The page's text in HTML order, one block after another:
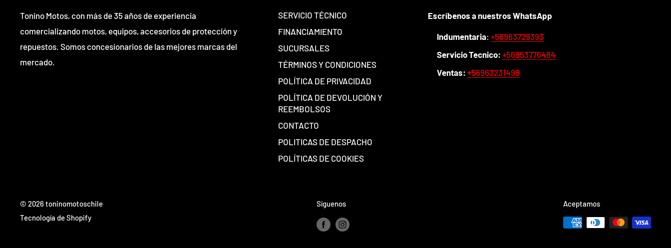
Tonino Motos, con más de 35 años de experiencia
comercializando motos, equipos, accesorios de protección y
repuestos. Somos concesionarios de las mejores marcas del
mercado.
SERVICIO TÉCNICO
FINANCIAMIENTO
SUCURSALES
TÉRMINOS Y CONDICIONES
POLÍTICA DE PRIVACIDAD
POLÍTICA DE DEVOLUCIÓN Y
REEMBOLSOS
CONTACTO
POLITICAS DE DESPACHO
POLÍTICAS DE COOKIES
Escríbenos a nuestros WhatsApp
Indumentaria: +56963729393
Servicio Tecnico: +56953776484
Ventas: +56963231499
© 2026 toninomotoschile
Tecnología de Shopify
Síguenos Aceptamos